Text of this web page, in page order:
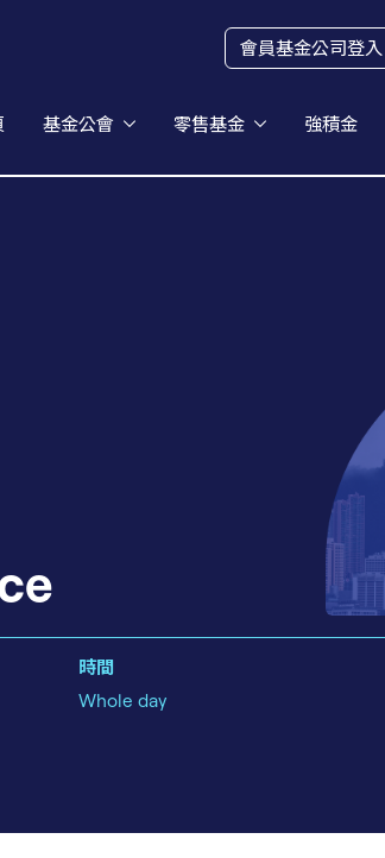
會員基金公司登入
基金公會 零售基金 強積金
時間
Whole day